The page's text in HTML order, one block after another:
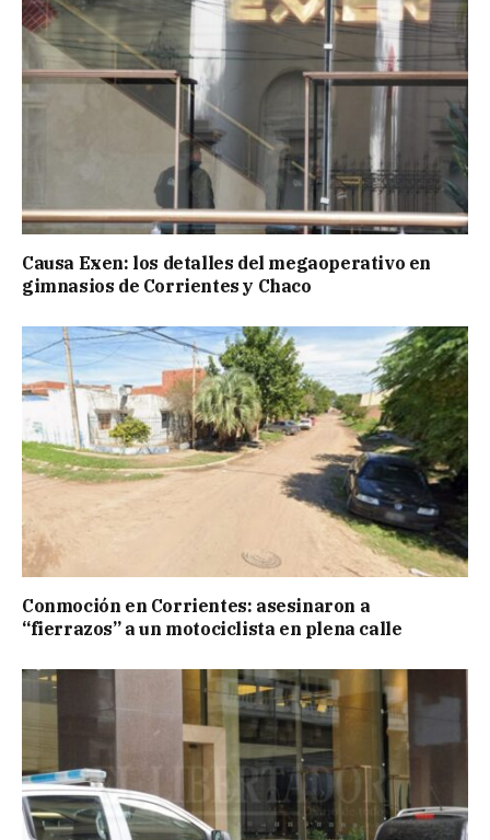
Causa Exen: los detalles del megaoperativo en
gimnasios de Corrientes y Chaco
Conmoción en Corrientes: asesinaron a
“fierrazos” a un motociclista en plena calle